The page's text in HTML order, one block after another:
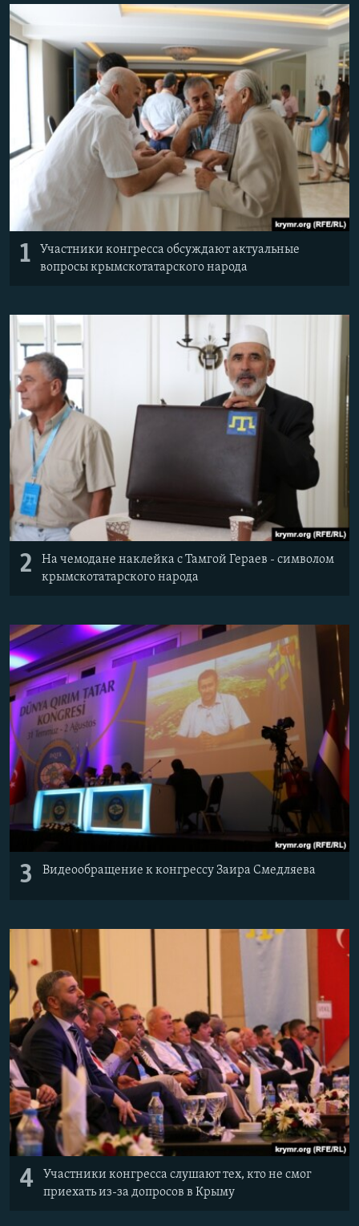
ПОБЕДИТЕЛЕЙ НЕ СУДЯТ?
КРЫМ.НЕПОКОРЕННЫЙ
УКРАИНСКАЯ ПРОБЛЕМА КРЫМА
ПРИСОЕДИНЯЙТЕСЬ!
Все сайты RFE/RL
1
Участники конгресса обсуждают актуальные
вопросы крымскотатарского народа
2
На чемодане наклейка с Тамгой Гераев - символом
крымскотатарского народа
3 Видеообращение к конгрессу Заира Смедляева
4
Участники конгресса слушают тех, кто не смог
приехать из-за допросов в Крыму